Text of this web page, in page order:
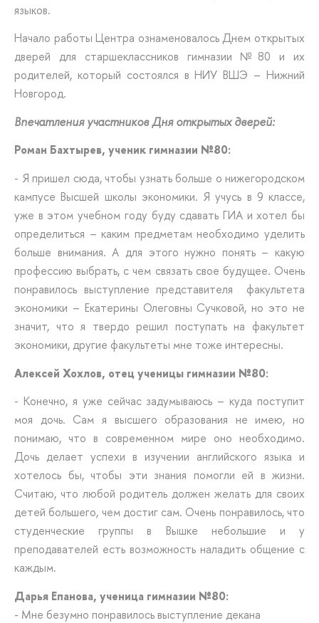
языков.
Начало работы Центра ознаменовалось Днем открытых
дверей для старшеклассников гимназии №80 и их
родителей, который состоялся в НИУ ВШЭ – Нижний
Новгород.
Впечатления участников Дня открытых дверей:
Роман Бахтырев, ученик гимназии №80:
- Я пришел сюда, чтобы узнать больше о нижегородском
кампусе Высшей школы экономики. Я учусь в 9 классе,
уже в этом учебном году буду сдавать ГИА и хотел бы
определиться – каким предметам необходимо уделить
больше внимания. А для этого нужно понять – какую
профессию выбрать, с чем связать свое будущее. Очень
понравилось выступление представителя факультета
экономики – Екатерины Олеговны Сучковой, но это не
значит, что я твердо решил поступать на факультет
экономики, другие факультеты мне тоже интересны.
Алексей Хохлов, отец ученицы гимназии №80:
- Конечно, я уже сейчас задумываюсь – куда поступит
моя дочь. Сам я высшего образования не имею, но
понимаю, что в современном мире оно необходимо.
Дочь делает успехи в изучении английского языка и
хотелось бы, чтобы эти знания помогли ей в жизни.
Считаю, что любой родитель должен желать для своих
детей большего, чем достиг сам. Очень понравилось, что
студенческие группы в Вышке небольшие и у
преподавателей есть возможность наладить общение с
каждым.
Дарья Епанова, ученица гимназии №80:
- Мне безумно понравилось выступление декана